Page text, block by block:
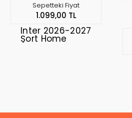
Sepetteki Fiyat
1.099,00 TL
Inter 2026-2027
Şort Home